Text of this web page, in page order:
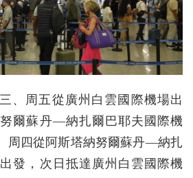
、周五從廣州白雲國際機場出
爾蘇丹—納扎爾巴耶夫國際機
周四從阿斯塔納努爾蘇丹—納扎
發，次日抵達廣州白雲國際機